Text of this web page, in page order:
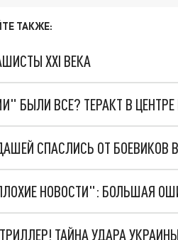
ТАКЖЕ:
XXI ВЕКА
БЫЛИ ВСЕ? ТЕРАКТ В
СПАСЛИСЬ ОТ
ТАЙНА УДАРА